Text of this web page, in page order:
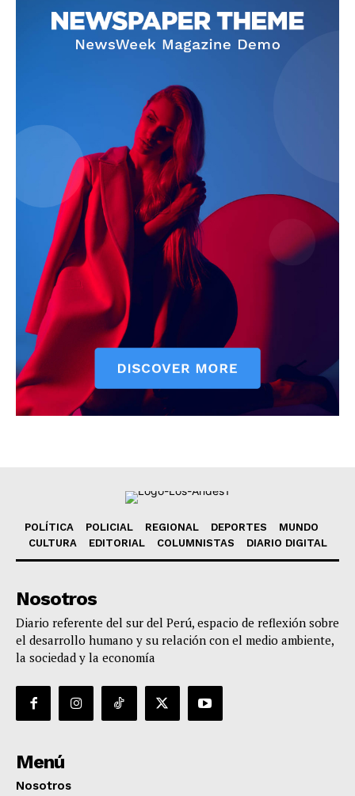
POLÍTICA POLICIAL REGIONAL DEPORTES
MUNDO
CULTURA
EDITORIAL COLUMNISTAS DIARIO DIGITAL
Nosotros
Diario referente del sur del Perú, espacio de reflexión sobre
el desarrollo humano y su relación con el medio ambiente,
la sociedad y la economía
Menú
Nosotros